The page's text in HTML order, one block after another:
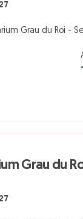
Grau du Roi -
pour enfant
Grau du